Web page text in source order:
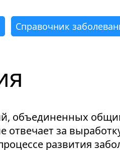
Справочник
объединенных
за
развития